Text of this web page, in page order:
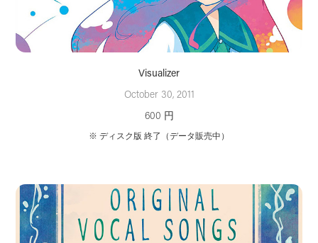
Visualizer
October 30, 2011
600 円
※ ディスク版 終了（データ販売中）